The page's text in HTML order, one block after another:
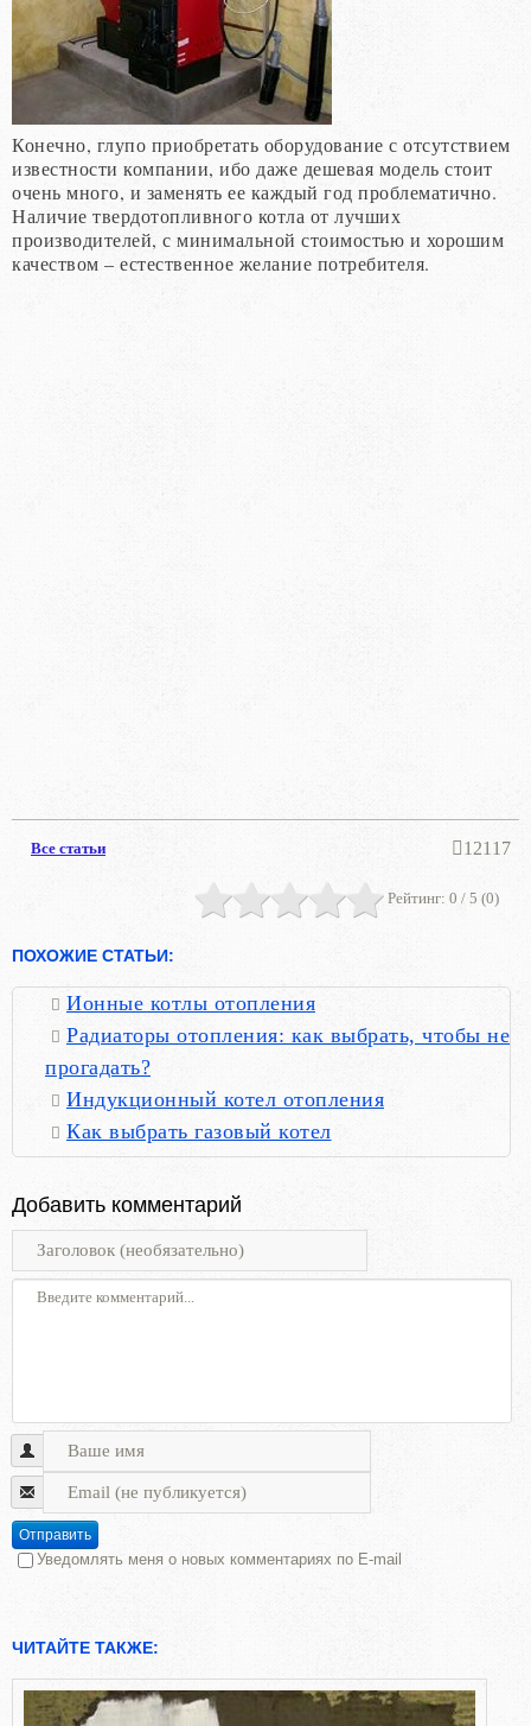
Конечно, глупо приобретать оборудование с отсутствием
известности компании, ибо даже дешевая модель стоит
очень много, и заменять ее каждый год проблематично.
Наличие твердотопливного котла от лучших
производителей, с минимальной стоимостью и хорошим
качеством – естественное желание потребителя.
Все статьи 12117
Рейтинг: 0 / 5 (0)
ПОХОЖИЕ СТАТЬИ:
Ионные котлы отопления
Радиаторы отопления: как выбрать, чтобы не
прогадать?
Индукционный котел отопления
Как выбрать газовый котел
Добавить комментарий
Отправить
Уведомлять меня о новых комментариях по E-mail
ЧИТАЙТЕ ТАКЖЕ: